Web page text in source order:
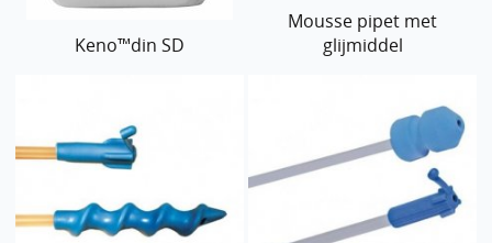
Keno™din SD
Mousse pipet met
glijmiddel